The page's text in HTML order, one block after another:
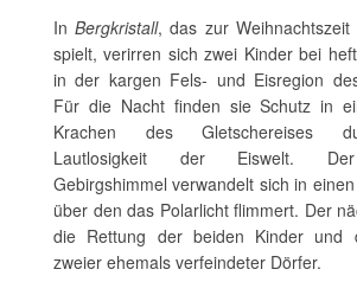
InBergkristall, das zur Weihnachtszeit
spielt, verirren sich zwei Kinder bei
in der kargen Fels- und Eisregion
Für die Nacht finden sie Schutz in
Krachen des Gletschereises
Lautlosigkeit der Eiswelt. Der
Gebirgshimmel verwandelt sich in
über den das Polarlicht flimmert. Der
die Rettung der beiden Kinder und
zweier ehemals verfeindeter Dörfer.